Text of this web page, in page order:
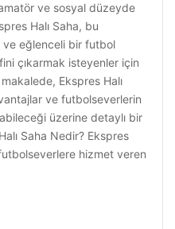
ve sosyal düzeyde
Halı Saha, bu
ve eğlenceli bir futbol
çıkarmak isteyenler için
Ekspres Halı
ve futbolseverlerin
üzerine detaylı bir
Saha Nedir? Ekspres
hizmet veren